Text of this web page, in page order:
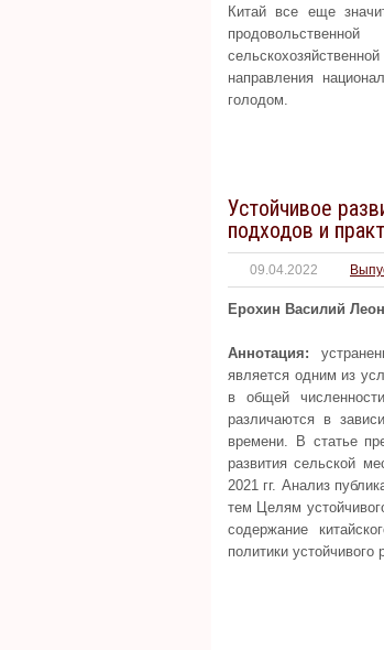
Китай все еще
направления
голодом.
Устойчивое
подходов и
09.04.2022
Ерохин Василий
Аннотация:
является одним из
в общей
различаются в
времени. В статье
развития сельской
2021 гг. Анализ
тем Целям
содержание
политики устойчивого